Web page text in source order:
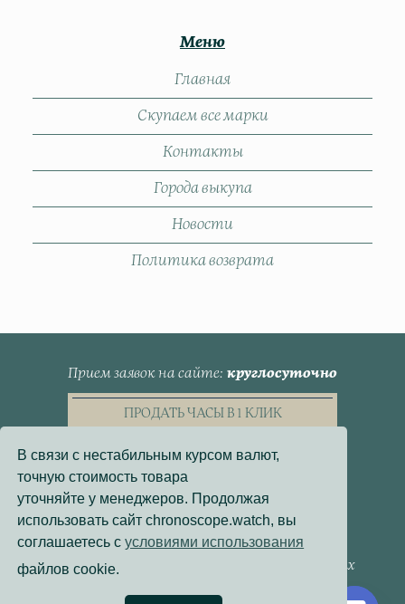
Меню
Главная
Скупаем все марки
Контакты
Города выкупа
Новости
Политика возврата
Прием заявок на сайте круглосуточно
ПРОДАТЬ ЧАСЫ В 1 КЛИК
Пользовательское Соглашение
Политика конфиденциальности
Согласие на обработку персональных данных
Политика использования файлов cookie
В связи с нестабильным курсом валют,
точную стоимость товара
уточняйте у менеджеров. Продолжая
использовать сайт chronoscope.watch, вы
соглашаетесь сусловиями использования
файлов cookie.